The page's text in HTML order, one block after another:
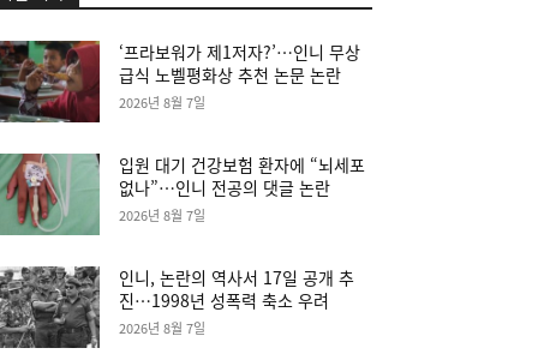
‘프라보워가 제1저자?’…인니 무상
급식 노벨평화상 추천 논문 논란
2026년 8월 7일
입원 대기 건강보험 환자에 “뇌세포
없나”…인니 전공의 댓글 논란
2026년 8월 7일
인니, 논란의 역사서 17일 공개 추
진…1998년 성폭력 축소 우려
2026년 8월 7일